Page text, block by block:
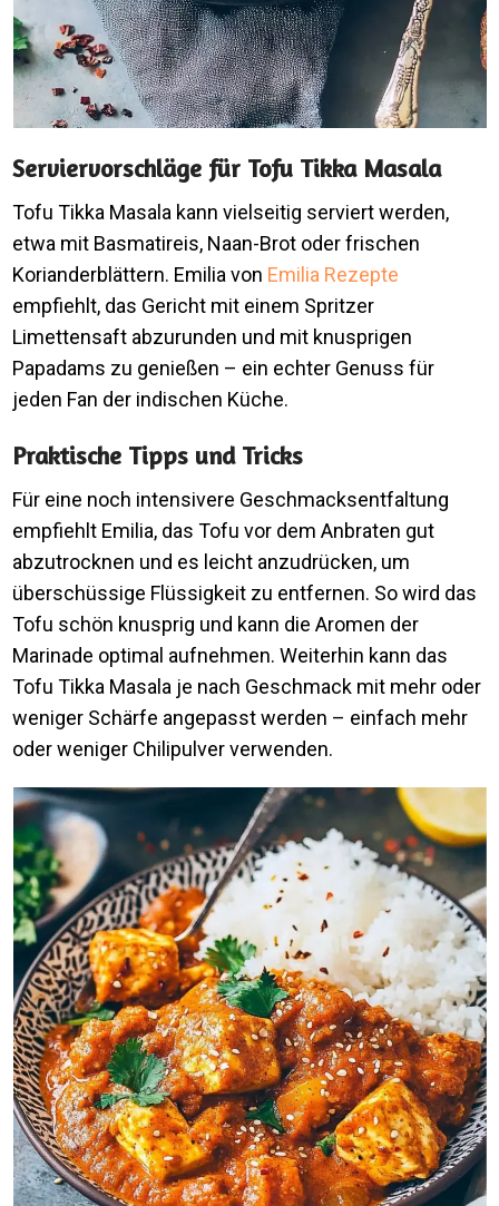
Serviervorschläge für Tofu Tikka Masala
Tofu Tikka Masala kann vielseitig serviert werden,
etwa mit Basmatireis, Naan-Brot oder frischen
Korianderblättern. Emilia von Emilia Rezepte
empfiehlt, das Gericht mit einem Spritzer
Limettensaft abzurunden und mit knusprigen
Papadams zu genießen – ein echter Genuss für
jeden Fan der indischen Küche.
Praktische Tipps und Tricks
Für eine noch intensivere Geschmacksentfaltung
empfiehlt Emilia, das Tofu vor dem Anbraten gut
abzutrocknen und es leicht anzudrücken, um
überschüssige Flüssigkeit zu entfernen. So wird das
Tofu schön knusprig und kann die Aromen der
Marinade optimal aufnehmen. Weiterhin kann das
Tofu Tikka Masala je nach Geschmack mit mehr oder
weniger Schärfe angepasst werden – einfach mehr
oder weniger Chilipulver verwenden.